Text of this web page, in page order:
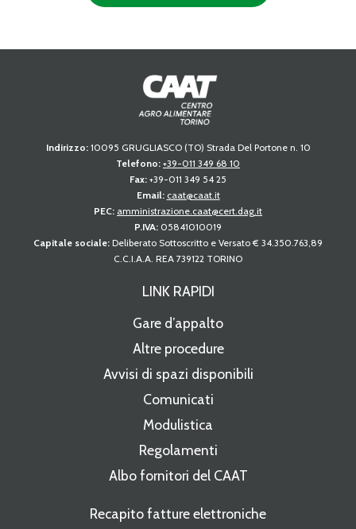
Indirizzo:10095 GRUGLIASCO (TO) Strada Del Portone n. 10
Telefono: +39-011 349 68 10
Fax: +39-011 349 54 25
Email: caat@caat.it
PEC: amministrazione.caat@cert.dag.it
P.IVA: 05841010019
Capitale sociale: Deliberato Sottoscritto e Versato € 34.350.763,89
C.C.I.A.A. REA 739122 TORINO
LINK RAPIDI
Gare d’appalto
Altre procedure
Avvisi di spazi disponibili
Comunicati
Modulistica
Regolamenti
Albo fornitori del CAAT
Recapito fatture elettroniche